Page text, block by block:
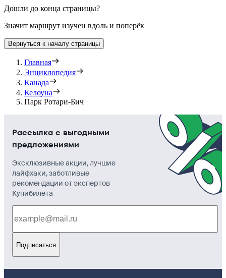
Дошли до конца страницы?
Значит маршрут изучен вдоль и поперёк
Вернуться к началу страницы
Главная
Энциклопедия
Канада
Келоуна
Парк Ротари-Бич
Рассылка с выгодными
предложениями
Эксклюзивные акции, лучшие
лайфхаки, заботливые
рекомендации от экспертов
Купибилета
Подписаться